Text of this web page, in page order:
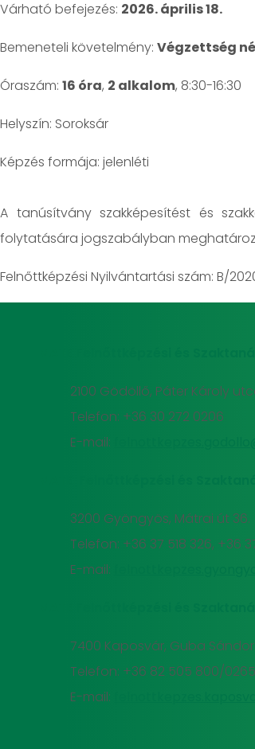
Várható befejezés: 2026. április 18.
Bemeneteli követelmény: Végzettség
Óraszám: 16 óra, 2 alkalom, 8:30-16:30
Helyszín: Soroksár
jelenléti
A tanúsítvány szakképesítést és
folytatására jogszabályban
Felnőttképzési Nyilvántartási szám: B/
2100 Gödöllő, Páter Károly
Telefon: +36 30 272 0206
E-mail:
MATE Felnőttképzési és
3200 Gyöngyös, Mátrai út 36.
Telefon: +36 37 518 326, +36
E-mail:
7400 Kaposvár, Guba Sándor
Telefon: +36 82 505 800/
E-mail: